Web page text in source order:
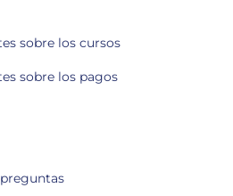
sobre los cursos
sobre los pagos